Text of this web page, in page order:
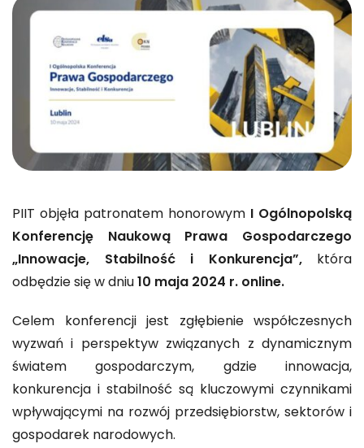
PIIT objęła patronatem honorowym I Ogólnopolską
Konferencję Naukową Prawa Gospodarczego
„Innowacje, Stabilność i Konkurencja”, która
odbędzie się w dniu10 maja 2024 r. online.
Celem konferencji jest zgłębienie współczesnych
wyzwań i perspektyw związanych z dynamicznym
światem gospodarczym, gdzie innowacja,
konkurencja i stabilność są kluczowymi czynnikami
wpływającymi na rozwój przedsiębiorstw, sektorów i
gospodarek narodowych.